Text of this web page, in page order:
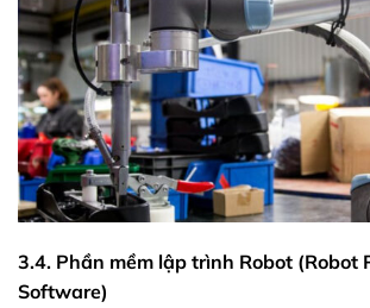
3.4. Phần mềm lập trình Robot (Robot
Software)